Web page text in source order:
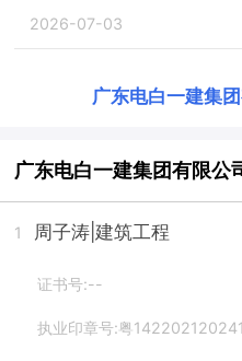
2026-07-03
广东电白一建集
广东电白一建集团有限公
1 周子涛 |建筑工程
证书号:--
执业印章号:粤